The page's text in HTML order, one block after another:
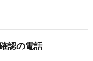
認の電話